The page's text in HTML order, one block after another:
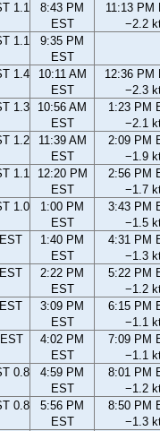
1.1
8:43 PM
EST
11:13 PM
−2.2
1.1
9:35 PM
EST
1.4
10:11 AM
EST
12:36 PM
−2.3
1.3
10:56 AM
EST
1:23 PM
−2.1
1.2
11:39 AM
EST
2:09 PM
−1.9
1.1
12:20 PM
EST
2:56 PM
−1.7
1.0
1:00 PM
EST
3:43 PM
−1.5
1:40 PM
EST
4:31 PM
−1.3
2:22 PM
EST
5:22 PM
−1.2
3:09 PM
EST
6:15 PM
−1.1
4:02 PM
EST
7:09 PM
−1.1
0.8
4:59 PM
EST
8:01 PM
−1.2
0.8
5:56 PM
EST
8:50 PM
−1.3